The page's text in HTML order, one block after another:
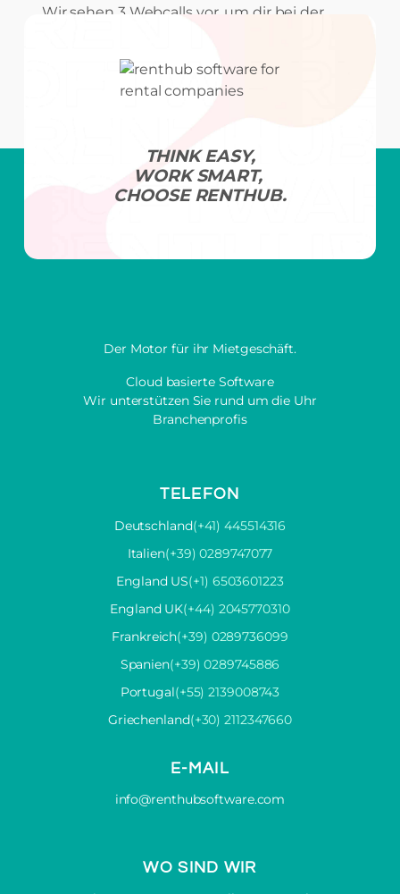
Wir sehen 3 Webcalls vor, um dir bei der
THINK EASY,
WORK SMART,
CHOOSE RENTHUB.
Der Motor für ihr Mietgeschäft.
Cloud basierte Software
Wir unterstützen Sie rund um die Uhr
Branchenprofis
TELEFON
Deutschland(+41) 445514316
Italien(+39) 0289747077
England US(+1) 6503601223
England UK(+44) 2045770310
Frankreich(+39) 0289736099
Spanien(+39) 0289745886
Portugal(+55) 2139008743
Griechenland(+30) 2112347660
E-MAIL
info@renthubsoftware.com
WO SIND WIR